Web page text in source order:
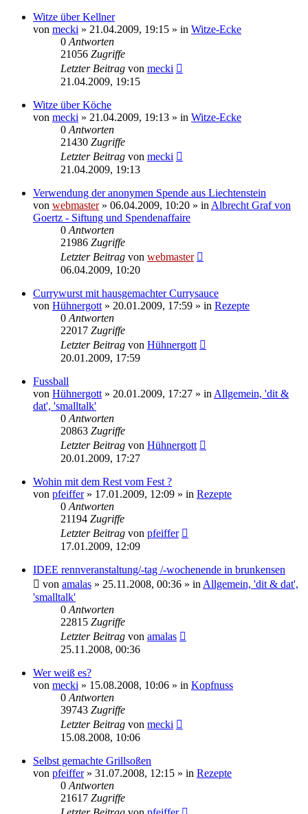
Witze über Kellner
von mecki » 21.04.2009, 19:15 » in Witze-Ecke
0 Antworten
21056 Zugriffe
Letzter Beitrag von mecki
21.04.2009, 19:15
Witze über Köche
von mecki » 21.04.2009, 19:13 » in Witze-Ecke
0 Antworten
21430 Zugriffe
Letzter Beitrag von mecki
21.04.2009, 19:13
Verwendung der anonymen Spende aus Liechtenstein
von webmaster» 06.04.2009, 10:20 » in Albrecht Graf von
Goertz - Siftung und Spendenaffaire
0 Antworten
21986 Zugriffe
Letzter Beitrag von webmaster
06.04.2009, 10:20
Currywurst mit hausgemachter Currysauce
von Hühnergott » 20.01.2009, 17:59 » in Rezepte
0 Antworten
22017 Zugriffe
Letzter Beitrag von Hühnergott
20.01.2009, 17:59
Fussball
von Hühnergott » 20.01.2009, 17:27 » in Allgemein, 'dit &
dat', 'smalltalk'
0 Antworten
20863 Zugriffe
Letzter Beitrag von Hühnergott
20.01.2009, 17:27
Wohin mit dem Rest vom Fest ?
von pfeiffer» 17.01.2009, 12:09 » in Rezepte
0 Antworten
21194 Zugriffe
Letzter Beitrag von pfeiffer
17.01.2009, 12:09
IDEE rennveranstaltung/-tag /-wochenende in brunkensen
von amalas » 25.11.2008, 00:36 » in Allgemein, 'dit & dat',
'smalltalk'
0 Antworten
22815 Zugriffe
Letzter Beitrag von amalas
25.11.2008, 00:36
Wer weiß es?
von mecki » 15.08.2008, 10:06 » in Kopfnuss
0 Antworten
39743 Zugriffe
Letzter Beitrag von mecki
15.08.2008, 10:06
Selbst gemachte Grillsoßen
von pfeiffer» 31.07.2008, 12:15 » in Rezepte
0 Antworten
21617 Zugriffe